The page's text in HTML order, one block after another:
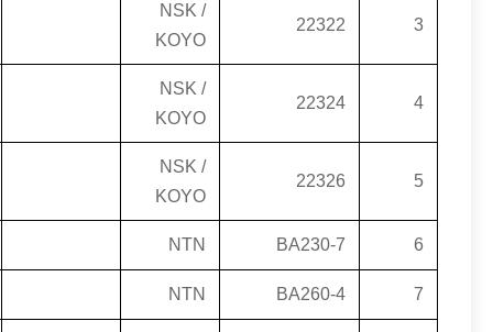
3
22322
NSK /
KOYO
4
22324
NSK /
KOYO
5
22326
NSK /
KOYO
6
BA230-7
NTN
7
BA260-4
NTN